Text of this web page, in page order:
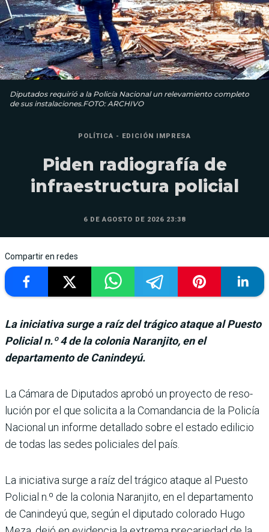
Diputados requirió a la Policía Nacional un relevamiento completo
de sus instalaciones.FOTO: ARCHIVO
POLÍTICA - EDICIÓN IMPRESA
Piden radiografía de
infraestructura policial
6 DE AGOSTO DE 2026 23:38
Compartir en redes
La iniciativa surge a raíz del trágico ataque al Puesto
Policial n.º 4 de la colonia Naranjito, en el
departamento de Canindeyú.
La Cámara de Diputados aprobó un proyecto de reso­
lución por el que solicita a la Comandancia de la Policía
Nacional un informe deta­llado sobre el estado edilicio
de todas las sedes policiales del país.
La iniciativa surge a raíz del trágico ataque al Puesto
Policial n.º de la colonia Naranjito, en el departa­mento
de Canindeyú que, según el diputado colorado Hugo